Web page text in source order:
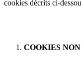
cookies décrits ci-
COOKIES